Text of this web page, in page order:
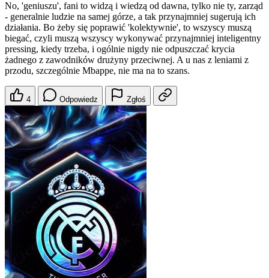
No, 'geniuszu', fani to widzą i wiedzą od dawna, tylko nie ty, zarząd
- generalnie ludzie na samej górze, a tak przynajmniej sugerują ich
działania. Bo żeby się poprawić 'kolektywnie', to wszyscy muszą
biegać, czyli muszą wszyscy wykonywać przynajmniej inteligentny
pressing, kiedy trzeba, i ogólnie nigdy nie odpuszczać krycia
żadnego z zawodników drużyny przeciwnej. A u nas z leniami z
przodu, szczególnie Mbappe, nie ma na to szans.
4 Odpowiedz Zgłoś